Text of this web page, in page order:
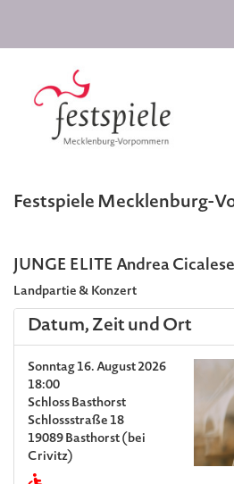
Festspiele Mecklenburg-
JUNGE ELITE Andrea Cicalese
Landpartie & Konzert
Datum, Zeit und Ort
Sonntag 16. August 2026
18:00
Schloss Basthorst
Schlossstraße 18
19089 Basthorst (bei
Crivitz)